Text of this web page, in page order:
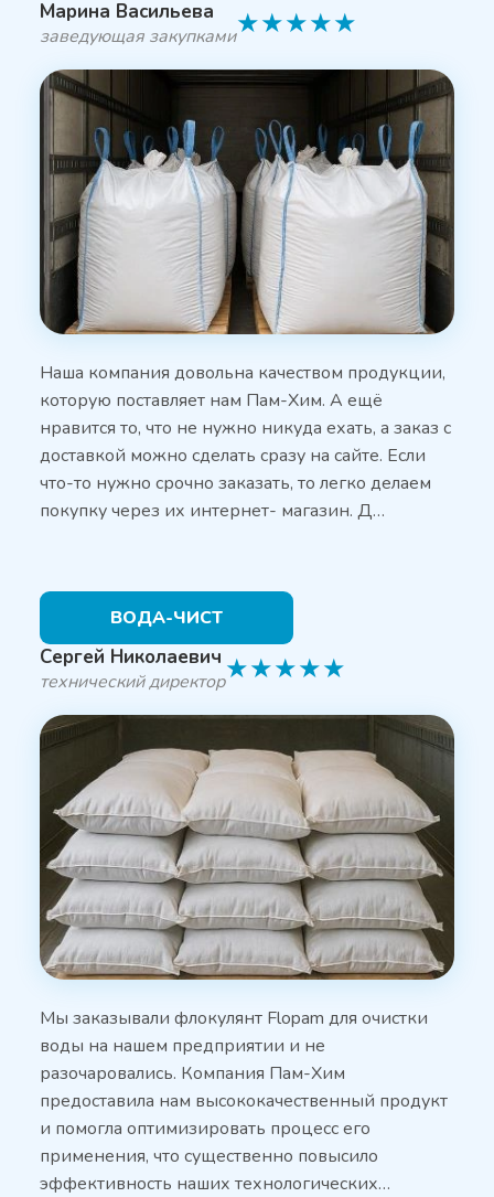
Марина Васильева
заведующая закупками★★★★★
Наша компания довольна качеством продукции,
которую поставляет нам Пам-Хим. А ещё
нравится то, что не нужно никуда ехать, а заказ с
доставкой можно сделать сразу на сайте. Если
что-то нужно срочно заказать, то легко делаем
покупку через их интернет- магазин. Д…
ВОДА-ЧИСТ
Сергей Николаевич
технический директор★★★★★
Мы заказывали флокулянт Flopam для очистки
воды на нашем предприятии и не
разочаровались. Компания Пам-Хим
предоставила нам высококачественный продукт
и помогла оптимизировать процесс его
применения, что существенно повысило
эффективность наших технологических…